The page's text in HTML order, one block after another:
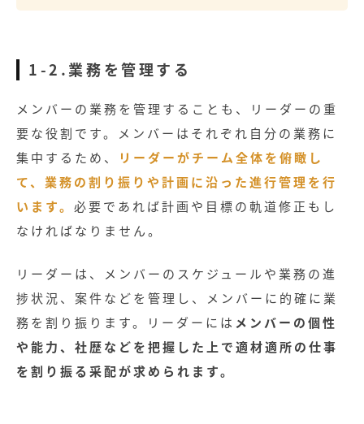
1-2.業務を管理する
メンバーの業務を管理することも、リーダーの重
要な役割です。メンバーはそれぞれ自分の業務に
集中するため、
リーダーがチーム全体を俯瞰し
て、業務の割り振りや計画に沿った進行管理を行
います。 必要であれば計画や目標の軌道修正もし
なければなりません。
リーダーは、メンバーのスケジュールや業務の進
捗状況、案件などを管理し、メンバーに的確に業
務を割り振ります。リーダーには メンバーの個性
や能力、社歴などを把握した上で適材適所の仕事
を割り振る采配が求められます。